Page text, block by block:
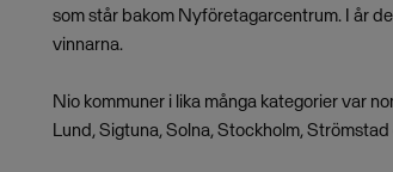
som står bakom Nyföretagarcentrum. I år
vinnarna.
Nio kommuner i lika många kategorier var
Lund, Sigtuna, Solna, Stockholm,